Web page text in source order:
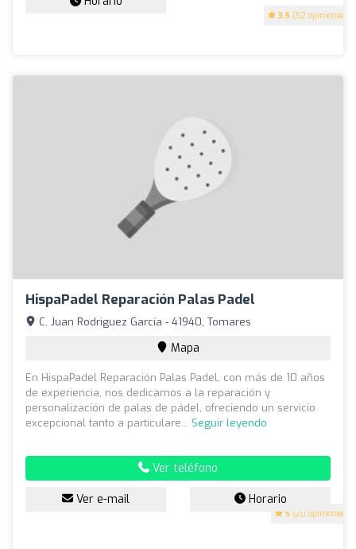
3.5 (52 opiniones)
HispaPadel Reparación Palas Padel
5 (20 opiniones)
C. Juan Rodriguez García - 41940, Tomares
Mapa
En HispaPadel Reparación Palas Padel, con más de 10 años
de experiencia, nos dedicamos a la reparación y
personalización de palas de pádel, ofreciendo un servicio
excepcional tanto a particulare... Seguir leyendo
Ver teléfono
Ver e-mail Horario